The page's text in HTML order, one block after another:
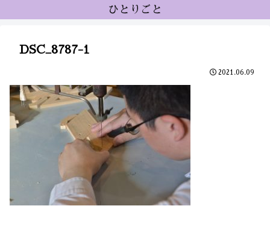
ひとりごと
DSC_8787-1
2021.06.09